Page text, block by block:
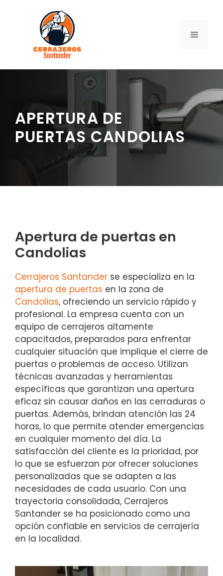
contenido
MENÚ
APERTURA DE
PUERTAS CANDOLIAS
Apertura de puertas en
Candolias
Cerrajeros Santander se especializa en la
apertura de puertas en la zona de
Candolias, ofreciendo un servicio rápido y
profesional. La empresa cuenta con un
equipo de cerrajeros altamente
capacitados, preparados para enfrentar
cualquier situación que implique el cierre de
puertas o problemas de acceso. Utilizan
técnicas avanzadas y herramientas
específicas que garantizan una apertura
eficaz sin causar daños en las cerraduras o
puertas. Además, brindan atención las 24
horas, lo que permite atender emergencias
en cualquier momento del día. La
satisfacción del cliente es la prioridad, por
lo que se esfuerzan por ofrecer soluciones
personalizadas que se adapten a las
necesidades de cada usuario. Con una
trayectoria consolidada, Cerrajeros
Santander se ha posicionado como una
opción confiable en servicios de cerrajería
en la localidad.